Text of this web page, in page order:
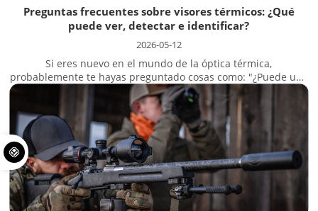
Preguntas frecuentes sobre visores térmicos: ¿Qué
puede ver, detectar e identificar?
2026-05-12
Si eres nuevo en el mundo de la óptica térmica,
probablemente te hayas preguntado cosas como: "¿Puede una
mira térmica ver a través del cristal?" o "¿A qué distancia
puede identificar un ciervo?". No estás solo. Estas son las
preguntas más comunes que se hacen los cazadores antes
de...